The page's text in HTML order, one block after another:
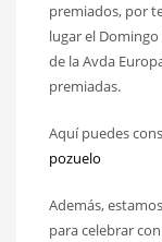
premiados, por
lugar el Domingo
de la Avda
premiadas.
Aquí puedes
pozuelo
Además,
para celebrar